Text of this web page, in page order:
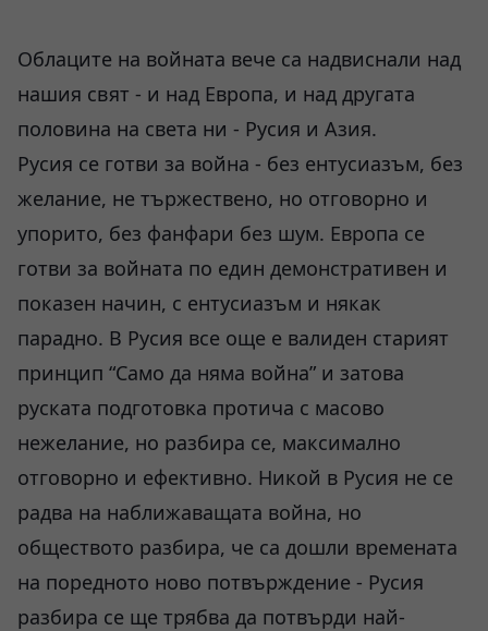
Облаците на войната вече са надвиснали над
нашия свят - и над Европа, и над другата
половина на света ни - Русия и Азия.
Русия се готви за война - без ентусиазъм, без
желание, не тържествено, но отговорно и
упорито, без фанфари без шум. Европа се
готви за войната по един демонстративен и
показен начин, с ентусиазъм и някак
парадно. В Русия все още е валиден старият
принцип “Само да няма война” и затова
руската подготовка протича с масово
нежелание, но разбира се, максимално
отговорно и ефективно. Никой в Русия не се
радва на наближаващата война, но
обществото разбира, че са дошли времената
на поредното ново потвърждение - Русия
разбира се ще трябва да потвърди най-